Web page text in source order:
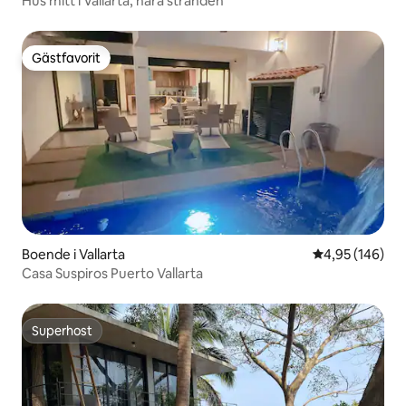
Gästfavorit
Gästfavorit
Boende i Vallarta 4,95 av 5 i
4,95 (146)
Casa Suspiros Puerto Vallarta
Superhost
Superhost